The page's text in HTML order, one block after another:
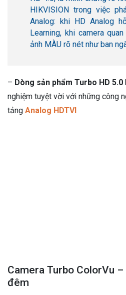
HIKVISION trong việc
Analog: khi HD Analog
Learning, khi camera
ảnh MÀU rõ nét như ban
– Dòng sản phẩm Turbo HD 5.0
nghiệm tuyệt vời với những công
tảng Analog HDTVI
Camera Turbo ColorVu –
đêm